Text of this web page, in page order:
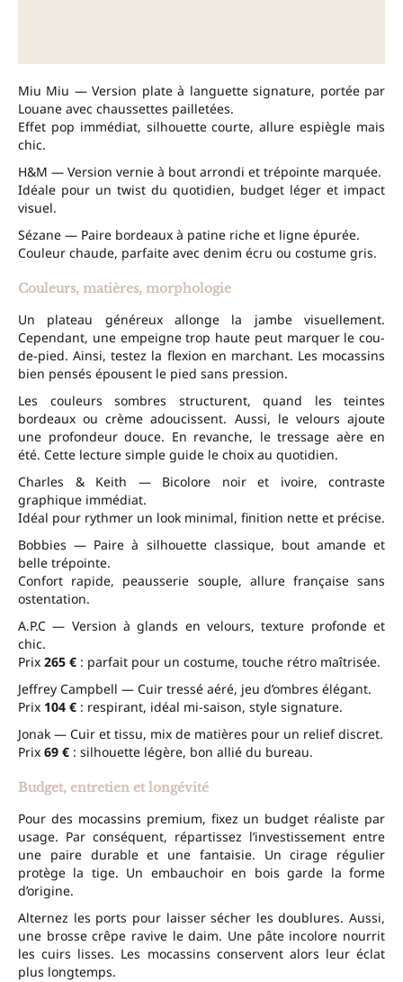
Miu Miu — Version plate à languette signature, portée par
Louane avec chaussettes pailletées.
Effet pop immédiat, silhouette courte, allure espiègle mais
chic.
H&M — Version vernie à bout arrondi et trépointe marquée.
Idéale pour un twist du quotidien, budget léger et impact
visuel.
Sézane — Paire bordeaux à patine riche et ligne épurée.
Couleur chaude, parfaite avec denim écru ou costume gris.
Couleurs, matières, morphologie
Un plateau généreux allonge la jambe visuellement.
Cependant, une empeigne trop haute peut marquer le cou-
de-pied. Ainsi, testez la flexion en marchant. Les mocassins
bien pensés épousent le pied sans pression.
Les couleurs sombres structurent, quand les teintes
bordeaux ou crème adoucissent. Aussi, le velours ajoute
une profondeur douce. En revanche, le tressage aère en
été. Cette lecture simple guide le choix au quotidien.
Charles & Keith — Bicolore noir et ivoire, contraste
graphique immédiat.
Idéal pour rythmer un look minimal, finition nette et précise.
Bobbies — Paire à silhouette classique, bout amande et
belle trépointe.
Confort rapide, peausserie souple, allure française sans
ostentation.
A.P.C — Version à glands en velours, texture profonde et
chic.
Prix 265 € : parfait pour un costume, touche rétro maîtrisée.
Jeffrey Campbell — Cuir tressé aéré, jeu d’ombres élégant.
Prix 104 € : respirant, idéal mi-saison, style signature.
Jonak — Cuir et tissu, mix de matières pour un relief discret.
Prix 69 € : silhouette légère, bon allié du bureau.
Budget, entretien et longévité
Pour des mocassins premium, fixez un budget réaliste par
usage. Par conséquent, répartissez l’investissement entre
une paire durable et une fantaisie. Un cirage régulier
protège la tige. Un embauchoir en bois garde la forme
d’origine.
Alternez les ports pour laisser sécher les doublures. Aussi,
une brosse crêpe ravive le daim. Une pâte incolore nourrit
les cuirs lisses. Les mocassins conservent alors leur éclat
plus longtemps.